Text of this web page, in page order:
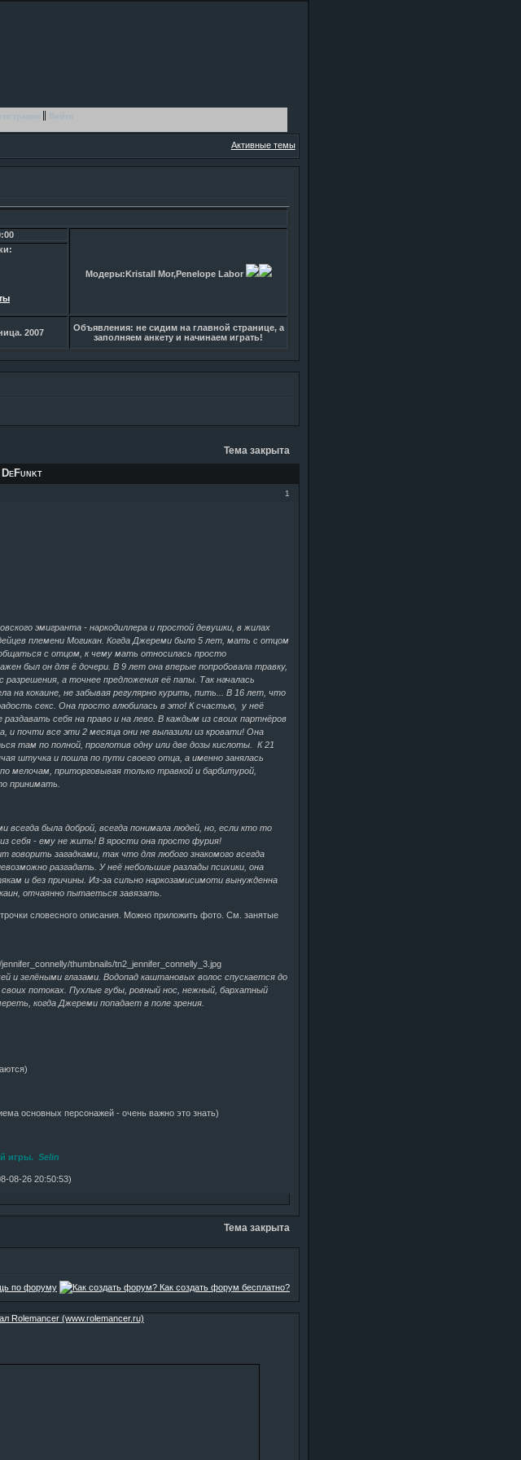
Активные темы
Модеры:Kristall Mor,Penelope Labor
2007
Объявления: не сидим на главной странице, а
заполняем анкету и начинаем играть!
DeFunkt
Тема закрыта
1
эмигранта - наркодиллера и простой девушки, в жилах
племени Могикан. Когда Джереми было 5 лет, мать с отцом
с отцом, к чему мать относилась просто
был он для ё дочери. В 9 лет она вперые попробовала травку,
разрешения, а точнее предложения её папы. Так началась
на кокаине, не забывая регулярно курить, пить... В 16 лет, что
секс. Она просто влюбилась в это! К счастью, у неё
себя на право и на лево. В каждым из своих партнёров
и почти все эти 2 месяца они не вылазили из кровати! Она
там по полной, проглотив одну или две дозы кислоты. К 21
штучка и пошла по пути своего отца, а именно занялась
мелочам, приторговывая только травкой и барбитурой,
принимать.
всегда была доброй, всегда понимала людей, но, если кто то
себя - ему не жить! В ярости она просто фурия!
говорить загадками, так что для любого знакомого всегда
разгадать. У неё небольшие разлады психики, она
и без причины. Из-за сильно наркозамисимоти вынужденна
отчаянно пытаеться завязать.
словесного описания. Можно приложить фото. См. занятые
и зелёными глазами. Водопад каштановых волос спускается до
потоках. Пухлые губы, ровный нос, нежный, бархатный
когда Джереми попадает в поле зрения.
основных персонажей - очень важно это знать)
игры.Selin
08-26 20:50:53)
Тема закрыта
по форуму